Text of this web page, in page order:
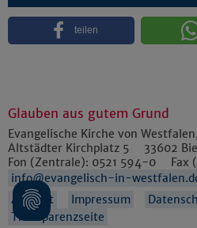
teilen
Glauben aus gutem Grund
Evangelische Kirche von
Altstädter Kirchplatz 5
33602
Fon (Zentrale): 0521 594-0 Fax
info@evangelisch-in-
Anfahrt
Impressum
Transparenzseite